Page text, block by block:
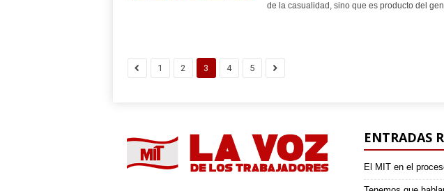
de la casualidad, sino que es producto del
1 2 3 4 5
ENTRADAS
El MIT en el